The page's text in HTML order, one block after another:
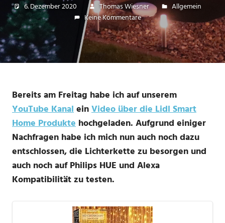
6. Dezember 2020 Thomas Wiesner
Allgemein
Keine Kommentare
Bereits am Freitag habe ich auf unserem
YouTube KanaleinVideo über die Lidl Smart
Home Produkte hochgeladen. Aufgrund einiger
Nachfragen habe ich mich nun auch noch dazu
entschlossen, die Lichterkette zu besorgen und
auch noch auf Philips HUE und Alexa
Kompatibilität zu testen.